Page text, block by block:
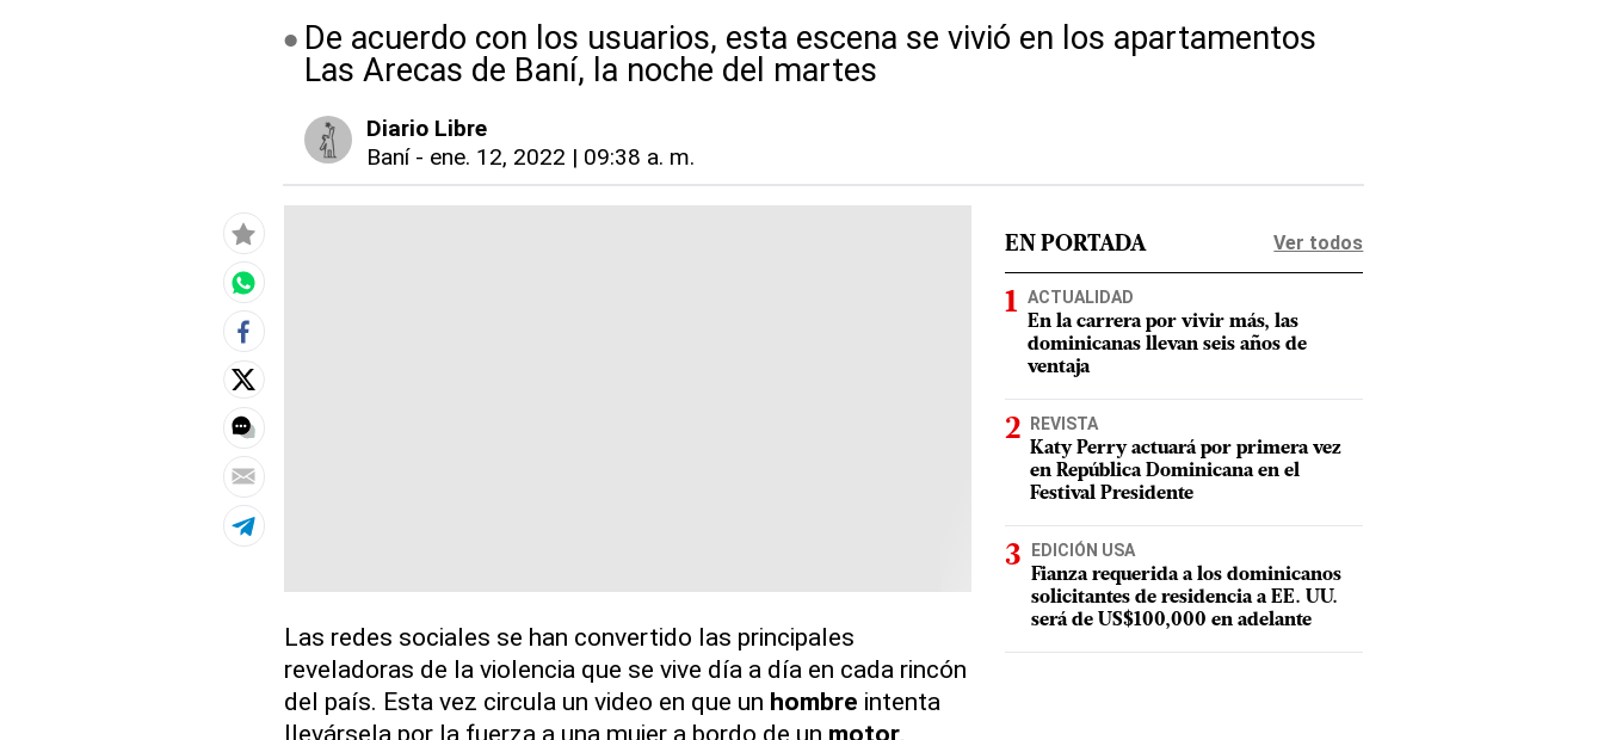
De acuerdo con los usuarios, esta escena se vivió en los apartamentos
Las Arecas de Baní, la noche del martes
Diario Libre
Baní- ene. 12, 2022 | 09:38 a. m.
Las redes sociales se han convertido las principales
reveladoras de la violencia que se vive día a día en cada rincón
del país. Esta vez circula un video en que un hombre intenta
llevársela por la fuerza a una mujer a bordo de un motor.
EN PORTADA Ver todos
ACTUALIDAD
En la carrera por vivir más, las
dominicanas llevan seis años de
ventaja
REVISTA
Katy Perry actuará por primera vez
en República Dominicana en el
Festival Presidente
EDICIÓN USA
Fianza requerida a los dominicanos
solicitantes de residencia a EE. UU.
será de US$100,000 en adelante